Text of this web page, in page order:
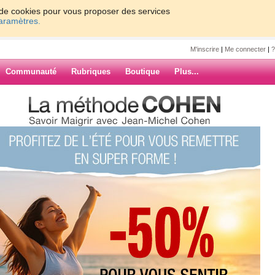
cookies pour vous proposer des services
M'inscrire | Me connecter |
Communauté Rubriques Boutique Plus...
RRRRRRRRRRRR
ARCHIVES